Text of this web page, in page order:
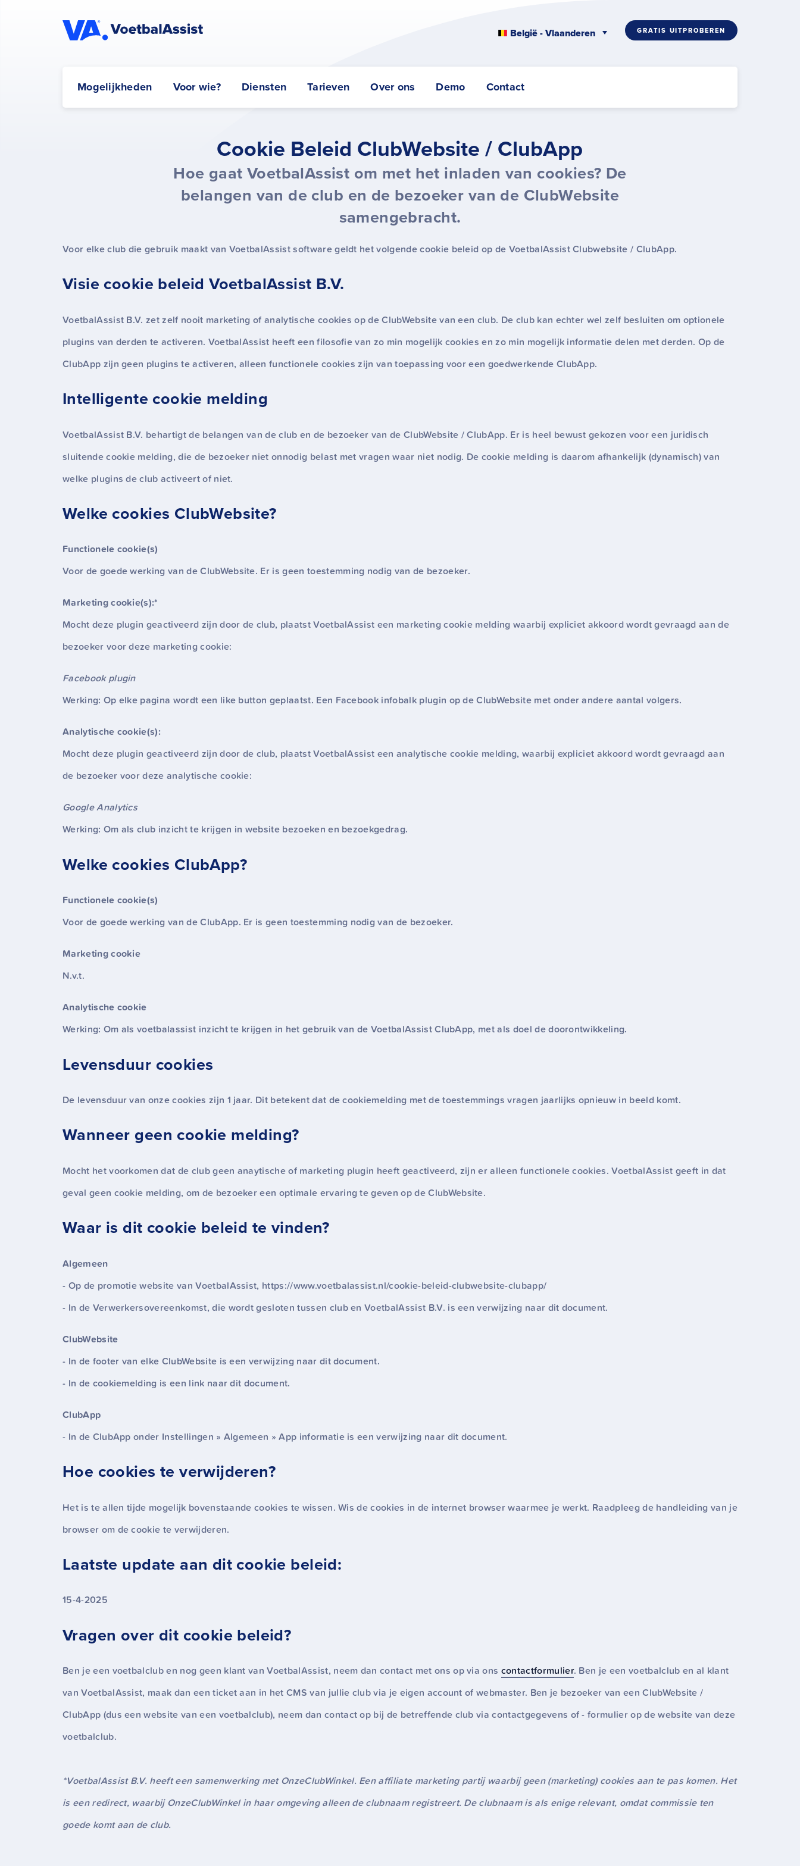
België - Vlaanderen GRATIS UITPROBEREN
Mogelijkheden Voor wie? Diensten Tarieven Over ons Demo Contact
Cookie Beleid ClubWebsite / ClubApp
Hoe gaat VoetbalAssist om met het inladen van cookies? De
belangen van de club en de bezoeker van de ClubWebsite
samengebracht.
Voor elke club die gebruik maakt van VoetbalAssist software geldt het volgende cookie beleid op de VoetbalAssist Clubwebsite / ClubApp.
Visie cookie beleid VoetbalAssist B.V.
VoetbalAssist B.V. zet zelf nooit marketing of analytische cookies op de ClubWebsite van een club. De club kan echter wel zelf besluiten om optionele
plugins van derden te activeren. VoetbalAssist heeft een filosofie van zo min mogelijk cookies en zo min mogelijk informatie delen met derden. Op de
ClubApp zijn geen plugins te activeren, alleen functionele cookies zijn van toepassing voor een goedwerkende ClubApp.
Intelligente cookie melding
VoetbalAssist B.V. behartigt de belangen van de club en de bezoeker van de ClubWebsite / ClubApp. Er is heel bewust gekozen voor een juridisch
sluitende cookie melding, die de bezoeker niet onnodig belast met vragen waar niet nodig. De cookie melding is daarom afhankelijk (dynamisch) van
welke plugins de club activeert of niet.
Welke cookies ClubWebsite?
Functionele cookie(s)
Voor de goede werking van de ClubWebsite. Er is geen toestemming nodig van de bezoeker.
Marketing cookie(s):*
Mocht deze plugin geactiveerd zijn door de club, plaatst VoetbalAssist een marketing cookie melding waarbij expliciet akkoord wordt gevraagd aan de
bezoeker voor deze marketing cookie:
Facebook plugin
Werking: Op elke pagina wordt een like button geplaatst. Een Facebook infobalk plugin op de ClubWebsite met onder andere aantal volgers.
Analytische cookie(s):
Mocht deze plugin geactiveerd zijn door de club, plaatst VoetbalAssist een analytische cookie melding, waarbij expliciet akkoord wordt gevraagd aan
de bezoeker voor deze analytische cookie:
Google Analytics
Werking: Om als club inzicht te krijgen in website bezoeken en bezoekgedrag.
Welke cookies ClubApp?
Functionele cookie(s)
Voor de goede werking van de ClubApp. Er is geen toestemming nodig van de bezoeker.
Marketing cookie
N.v.t.
Analytische cookie
Werking: Om als voetbalassist inzicht te krijgen in het gebruik van de VoetbalAssist ClubApp, met als doel de doorontwikkeling.
Levensduur cookies
De levensduur van onze cookies zijn 1 jaar. Dit betekent dat de cookiemelding met de toestemmings vragen jaarlijks opnieuw in beeld komt.
Wanneer geen cookie melding?
Mocht het voorkomen dat de club geen anaytische of marketing plugin heeft geactiveerd, zijn er alleen functionele cookies. VoetbalAssist geeft in dat
geval geen cookie melding, om de bezoeker een optimale ervaring te geven op de ClubWebsite.
Waar is dit cookie beleid te vinden?
Algemeen
- Op de promotie website van VoetbalAssist, https://www.voetbalassist.nl/cookie-beleid-clubwebsite-clubapp/
- In de Verwerkersovereenkomst, die wordt gesloten tussen club en VoetbalAssist B.V. is een verwijzing naar dit document.
ClubWebsite
- In de footer van elke ClubWebsite is een verwijzing naar dit document.
- In de cookiemelding is een link naar dit document.
ClubApp
- In de ClubApp onder Instellingen » Algemeen » App informatie is een verwijzing naar dit document.
Hoe cookies te verwijderen?
Het is te allen tijde mogelijk bovenstaande cookies te wissen. Wis de cookies in de internet browser waarmee je werkt. Raadpleeg de handleiding van je
browser om de cookie te verwijderen.
Laatste update aan dit cookie beleid:
15-4-2025
Vragen over dit cookie beleid?
Ben je een voetbalclub en nog geen klant van VoetbalAssist, neem dan contact met ons op via ons contactformulier. Ben je een voetbalclub en al klant
van VoetbalAssist, maak dan een ticket aan in het CMS van jullie club via je eigen account of webmaster. Ben je bezoeker van een ClubWebsite /
ClubApp (dus een website van een voetbalclub), neem dan contact op bij de betreffende club via contactgegevens of - formulier op de website van deze
voetbalclub.
*VoetbalAssist B.V. heeft een samenwerking met OnzeClubWinkel. Een affiliate marketing partij waarbij geen (marketing) cookies aan te pas komen. Het
is een redirect, waarbij OnzeClubWinkel in haar omgeving alleen de clubnaam registreert. De clubnaam is als enige relevant, omdat commissie ten
goede komt aan de club.